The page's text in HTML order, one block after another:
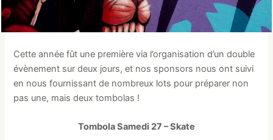
Cette année fût une première via l’organisation d’un double
évènement sur deux jours, et nos sponsors nous ont suivi
en nous fournissant de nombreux lots pour préparer non
pas une, mais deux tombolas !
Tombola Samedi 27 – Skate